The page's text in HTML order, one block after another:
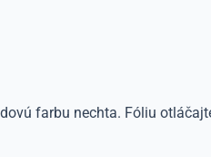
farbu nechta. Fóliu